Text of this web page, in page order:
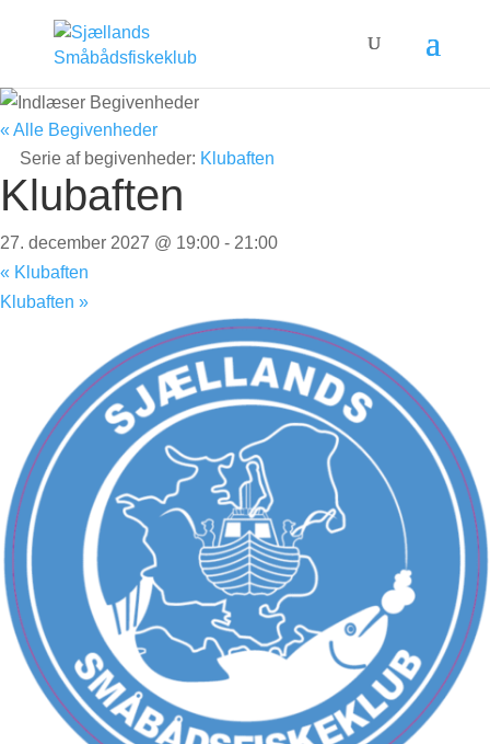
« Alle Begivenheder
Serie af begivenheder: Klubaften
Klubaften
27. december 2027 @ 19:00 - 21:00
« Klubaften
Klubaften »